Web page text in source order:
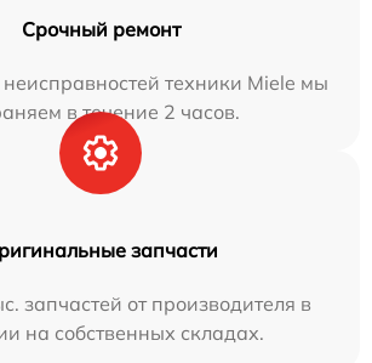
Срочный ремонт
техники Miele мы
в течение 2 часов.
запчасти
запчастей от производителя в
на собственных складах.